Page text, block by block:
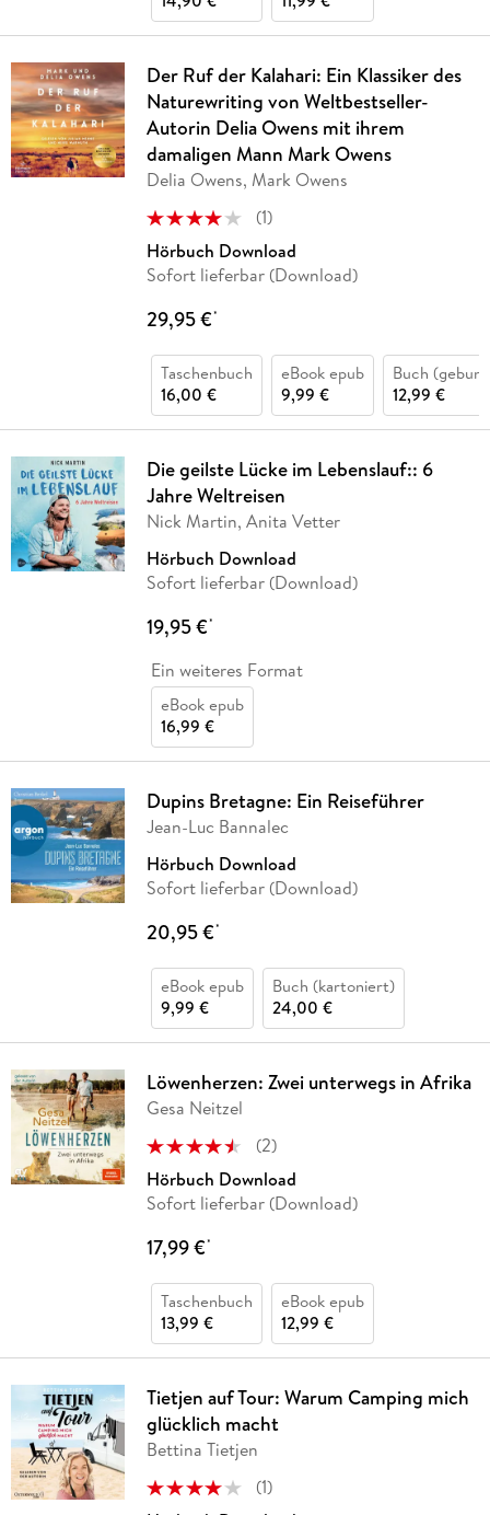
Der Ruf der Kalahari: Ein Klassiker des
Naturewriting von Weltbestseller-
Autorin Delia Owens mit ihrem
damaligen Mann Mark Owens
Delia Owens, Mark Owens
(1)
Hörbuch Download
Sofort lieferbar (Download)
29,95 €*
Taschenbuch
16,00 €
eBook epub
9,99 €
Buch
12,99 €
Die geilste Lücke im Lebenslauf:: 6
Jahre Weltreisen
Nick Martin, Anita Vetter
Hörbuch Download
Sofort lieferbar (Download)
19,95 €*
Ein weiteres Format
eBook epub
16,99 €
Dupins Bretagne: Ein Reiseführer
Jean-Luc Bannalec
Hörbuch Download
Sofort lieferbar (Download)
20,95 €*
eBook epub
9,99 €
Buch (kartoniert)
24,00 €
Löwenherzen: Zwei unterwegs in Afrika
Gesa Neitzel
(2)
Hörbuch Download
Sofort lieferbar (Download)
17,99 €*
Taschenbuch
13,99 €
eBook epub
12,99 €
Tietjen auf Tour: Warum Camping mich
glücklich macht
Bettina Tietjen
(1)